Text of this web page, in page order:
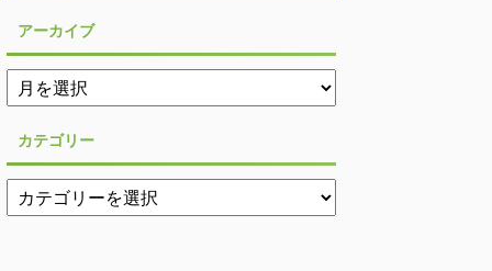
アーカイブ
カテゴリー